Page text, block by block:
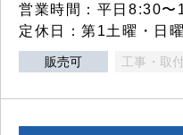
営業時間：平日8:30
定休日：第1土曜・日
販売可 工事・取